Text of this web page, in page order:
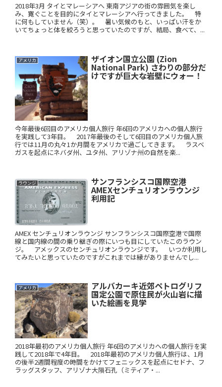
2018年3月 タイとマレーシアへ 東南アジアの街の雰囲気を楽し
み、寛ぐことを目的にタイとマレーシアへ行ってきました。 特
に何もしていません（笑）。 暑い気候のもと、いっぱい汗をか
いてちょっと体を絞ろうと思っていたのですが、結局、食べて、...
アメリカ ザイオン国立公園 (Zion
National Park) さわりの部分だ
けですが巨大な岩壁にウォー！
今年最後6回目のアメリカ個人旅行 年6回のアメリカへの個人旅行
を実践して3年目。 2017年最後のそして6回目のアメリカ個人旅
行では11月の丸々1か月間をアメリカで過ごしてきます。 ラスベ
ガスを起点にネバダ州、ユタ州、アリゾナ州の自然を楽...
ラウンジ サンフランシスコ国際空港
AMEXセンチュリオンラウンジ
利用記
AMEX センチュリオンラウンジ サンフランシスコ国際空港で国際
線と国内線の間の乗り継ぎの際にいつも目にしていたこのラウン
ジ。 アメックスのセンチュリオンラウンジです。 いつか利用し
てみたいと思っていたのですがこれまでは縁がありませんでし...
アメリカ アルバカーキ近郊ペトログリフ
国定公園で原住民が火山岩に描
いた絵画を見学
2018年最初のアメリカ個人旅行 年6回のアメリカへの個人旅行を実
践して2018年で4年目。 2018年最初のアメリカ個人旅行は、1月
の後半2週間程度の時間をかけてフェニックスを起点にセドナ、フ
ラッグスタッフ、アリゾナ大隕石孔（ミティア・...